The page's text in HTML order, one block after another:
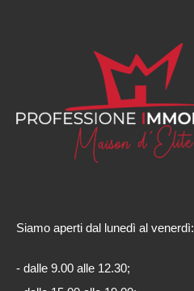
Siamo aperti dal lunedì al venerdì:
- dalle 9.00 alle 12.30;